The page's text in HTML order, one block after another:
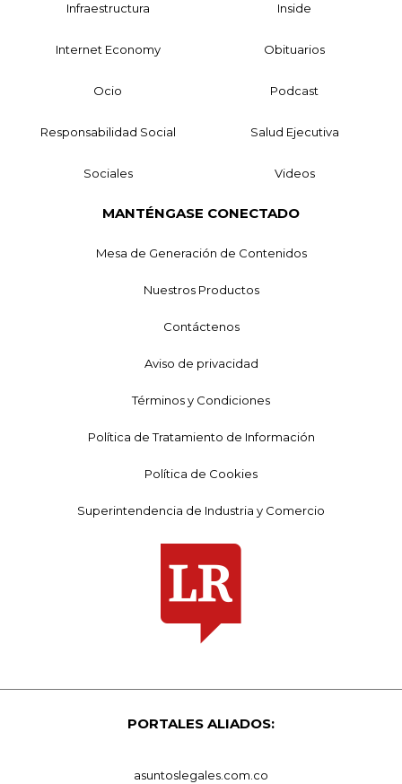
Infraestructura Inside
Internet Economy Obituarios
Ocio Podcast
Responsabilidad Social Salud Ejecutiva
Sociales Videos
MANTÉNGASE CONECTADO
Mesa de Generación de Contenidos
Nuestros Productos
Contáctenos
Aviso de privacidad
Términos y Condiciones
Política de Tratamiento de Información
Política de Cookies
Superintendencia de Industria y Comercio
PORTALES ALIADOS:
asuntoslegales.com.co